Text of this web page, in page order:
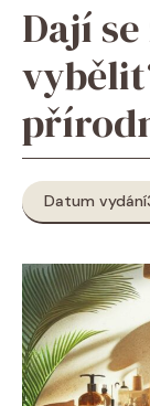
Dají
Datum vydání